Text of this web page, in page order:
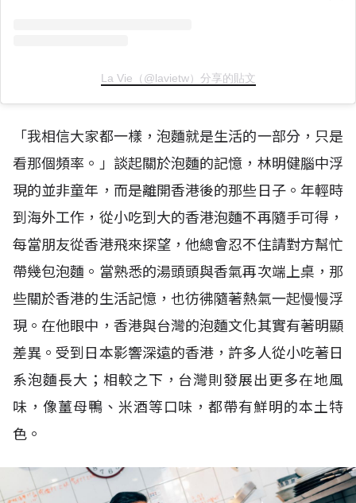
La Vie（@lavietw）分享的貼文
「我相信大家都一樣，泡麵就是生活的一部分，只是
看那個頻率。」談起關於泡麵的記憶，林明健腦中浮
現的並非童年，而是離開香港後的那些日子。年輕時
到海外工作，從小吃到大的香港泡麵不再隨手可得，
每當朋友從香港飛來探望，他總會忍不住請對方幫忙
帶幾包泡麵。當熟悉的湯頭頭與香氣再次端上桌，那
些關於香港的生活記憶，也彷彿隨著熱氣一起慢慢浮
現。在他眼中，香港與台灣的泡麵文化其實有著明顯
差異。受到日本影響深遠的香港，許多人從小吃著日
系泡麵長大；相較之下，台灣則發展出更多在地風
味，像薑母鴨、米酒等口味，都帶有鮮明的本土特
色。